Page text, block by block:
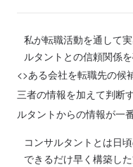
私が転職活動を通して
ルタントとの信頼関係
<>ある会社を転職先の候
三者の情報を加えて判断
ルタントからの情報が一
コンサルタントとは日
できるだけ早く構築し